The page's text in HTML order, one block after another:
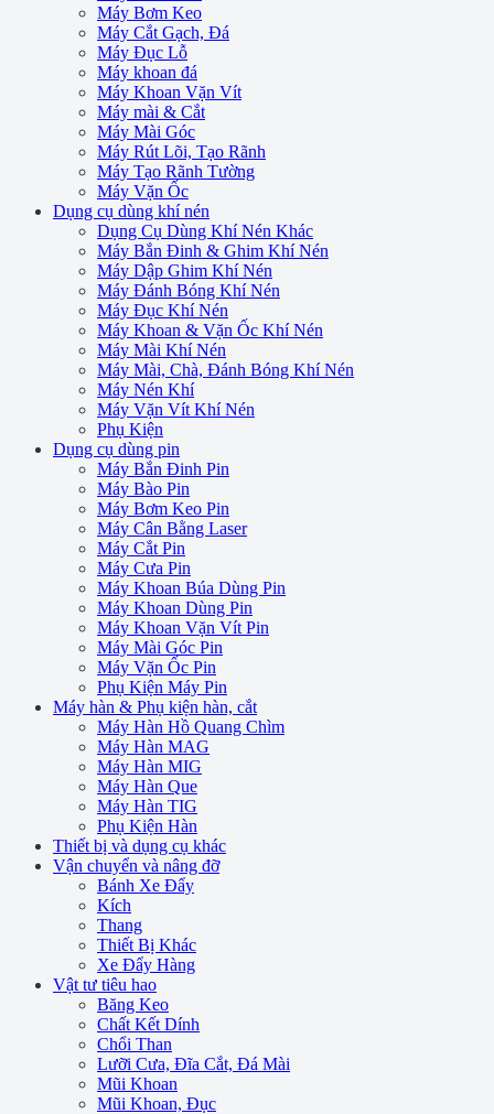
Máy Bơm Keo
Máy Cắt Gạch, Đá
Máy Đục Lỗ
Máy khoan đá
Máy Khoan Vặn Vít
Máy mài & Cắt
Máy Mài Góc
Máy Rút Lõi, Tạo Rãnh
Máy Tạo Rãnh Tường
Máy Vặn Ốc
Dụng cụ dùng khí nén
Dụng Cụ Dùng Khí Nén Khác
Máy Bắn Đinh & Ghim Khí Nén
Máy Dập Ghim Khí Nén
Máy Đánh Bóng Khí Nén
Máy Đục Khí Nén
Máy Khoan & Vặn Ốc Khí Nén
Máy Mài Khí Nén
Máy Mài, Chà, Đánh Bóng Khí Nén
Máy Nén Khí
Máy Vặn Vít Khí Nén
Phụ Kiện
Dụng cụ dùng pin
Máy Bắn Đinh Pin
Máy Bào Pin
Máy Bơm Keo Pin
Máy Cân Bằng Laser
Máy Cắt Pin
Máy Cưa Pin
Máy Khoan Búa Dùng Pin
Máy Khoan Dùng Pin
Máy Khoan Vặn Vít Pin
Máy Mài Góc Pin
Máy Vặn Ốc Pin
Phụ Kiện Máy Pin
Máy hàn & Phụ kiện hàn, cắt
Máy Hàn Hồ Quang Chìm
Máy Hàn MAG
Máy Hàn MIG
Máy Hàn Que
Máy Hàn TIG
Phụ Kiện Hàn
Thiết bị và dụng cụ khác
Vận chuyển và nâng đỡ
Bánh Xe Đẩy
Kích
Thang
Thiết Bị Khác
Xe Đẩy Hàng
Vật tư tiêu hao
Băng Keo
Chất Kết Dính
Chổi Than
Lưỡi Cưa, Đĩa Cắt, Đá Mài
Mũi Khoan
Mũi Khoan, Đục